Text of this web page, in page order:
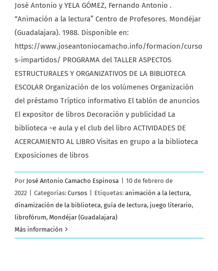
José Antonio y YELA GÓMEZ, Fernando Antonio .
“Animación a la lectura” Centro de Profesores. Mondéjar
(Guadalajara). 1988. Disponible en:
https://www.joseantoniocamacho.info/formacion/curso
s-impartidos/ PROGRAMA del TALLER ASPECTOS
ESTRUCTURALES Y ORGANIZATIVOS DE LA BIBLIOTECA
ESCOLAR Organización de los volúmenes Organización
del préstamo Tríptico informativo El tablón de anuncios
El expositor de libros Decoración y publicidad La
biblioteca ~e aula y el club del libro ACTIVIDADES DE
ACERCAMIENTO AL LIBRO Visitas en grupo a la biblioteca
Exposiciones de libros
Por José Antonio Camacho Espinosa
10 de febrero de
2022
Categorías: Cursos Etiquetas: animación a la lectura,
dinamización de la biblioteca, guía de lectura, juego literario,
librofórum, Mondéjar (Guadalajara)
Más información